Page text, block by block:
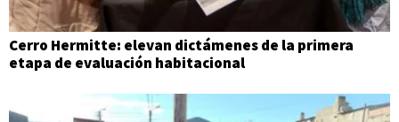
Cerro Hermitte: elevan dictámenes de la primera
etapa de evaluación habitacional